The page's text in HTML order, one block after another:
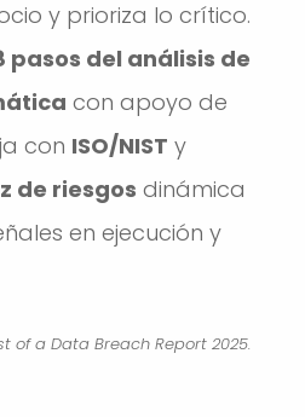
y prioriza lo crítico.
pasos del análisis de
con apoyo de
con ISO/NIST y
de riesgos dinámica
en ejecución y
of a Data Breach Report 2025.